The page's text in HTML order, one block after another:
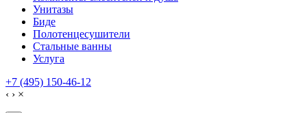
Унитазы
Биде
Полотенцесушители
Стальные ванны
Услуга
+7 (495) 150-46-12
‹ › ×